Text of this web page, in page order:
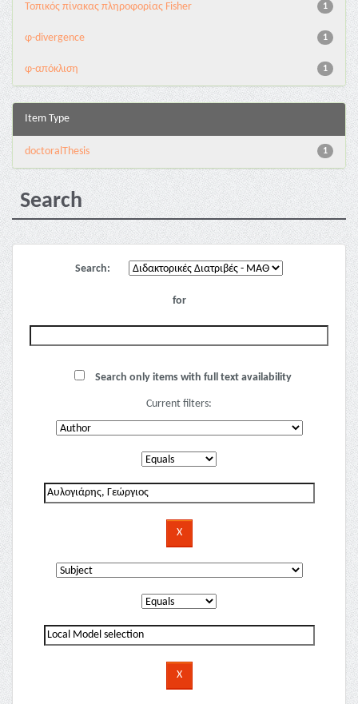
1
Τοπικός πίνακας πληροφορίας Fisher
1
φ-divergence
1
φ-απόκλιση
Item Type
1
doctoralThesis
Search
Search:
for
Search only items with full text availability
Current filters: